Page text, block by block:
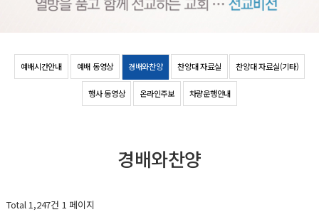
예배시간안내 예배 동영상 경배와찬양 찬양대 자료실 찬양대 자료실(기타)
행사 동영상 온라인주보 차량운행안내
경배와찬양
Total 1,247건 1 페이지